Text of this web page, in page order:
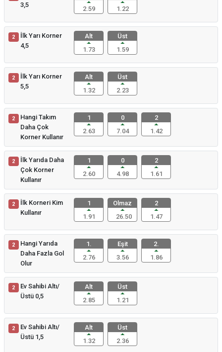
3,5
2.59
1.22
2
İlk Yarı Korner
4,5
Alt
1.73
Üst
1.59
2
İlk Yarı Korner
5,5
Alt
1.32
Üst
2.23
2
Hangi Takım
Daha Çok
Korner Kullanır
1
2.63
0
7.04
2
1.42
2
İlk Yarıda Daha
Çok Korner
Kullanır
1
2.60
0
4.98
2
1.61
2
İlk Korneri Kim
Kullanır
1
1.91
Olmaz
26.50
2
1.47
2
Hangi Yarıda
Daha Fazla Gol
Olur
1.
2.76
Eşit
3.56
2.
1.86
2
Ev Sahibi Altı/
Üstü 0,5
Alt
2.85
Üst
1.21
2
Ev Sahibi Altı/
Üstü 1,5
Alt
1.32
Üst
2.36